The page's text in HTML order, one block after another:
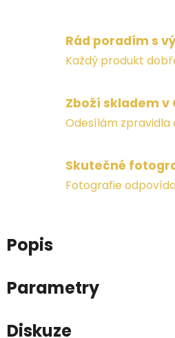
Rád poradím s
Každý produkt
Zboží skladem v
Odesílám zpravidla
Skutečné
Fotografie
Popis
Parametry
Diskuze